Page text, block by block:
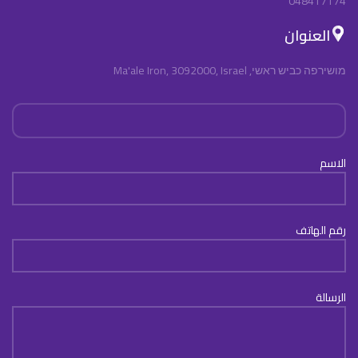
العنوان
מושירפה כביש ראשי, Ma'ale Iron, 3092000, Israel
الاسم
رقم الهاتف
الرسالة